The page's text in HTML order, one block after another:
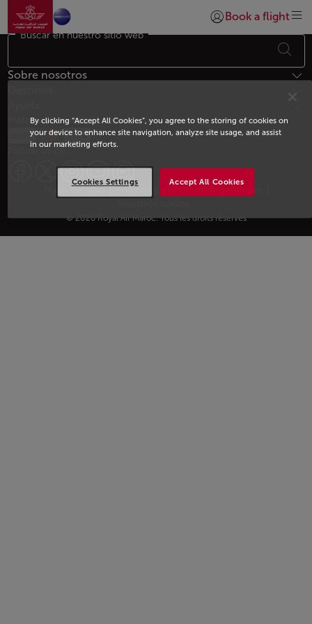
Saltar al contenido principal
Ir a la página de inicio
Iniciar sesión |
Book a flight
Footer Mapa del sitio
Buscar en nuestro sitio web
Sobre nosotros
Métodos de pago
Follow us on
Web map links
$Title.getData()
Mapa del sitio Términos y condiciones generales
© 2026 Royal Air Maroc. Tous les droits réservés
By clicking “Accept All Cookies”, you agree to the storing of cookies on
your device to enhance site navigation, analyze site usage, and assist
in our marketing efforts.
Accept All Cookies
Cookies Settings